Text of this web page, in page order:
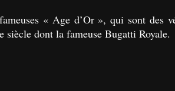
« Age d’Or », qui sont des
dont la fameuse Bugatti Royale.